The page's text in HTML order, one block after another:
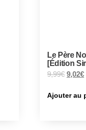
Le Père
[Édition
9,99€ 9,02€
Ajouter au